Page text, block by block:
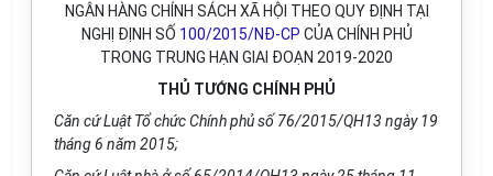
NGÂN HÀNG CHÍNH SÁCH XÃ HỘI THEO QUY ĐỊNH TẠI
NGHỊ ĐỊNH SỐ 100/2015/NĐ-CP CỦA CHÍNH PHỦ
TRONG TRUNG HẠN GIAI ĐOẠN 2019-2020
THỦ TƯỚNG CHÍNH PHỦ
Căn cứ Luật Tổ chức Chính phủ số 76/2015/QH13 ngày 19
tháng 6 năm 2015;